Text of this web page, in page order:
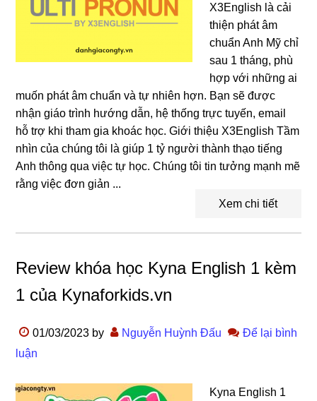
X3English là cải
thiện phát âm
chuẩn Anh Mỹ chỉ
sau 1 tháng, phù
hợp với những ai
muốn phát âm chuẩn và tự nhiên hợn. Bạn sẽ được
nhận giáo trình hướng dẫn, hệ thống trực tuyến, email
hỗ trợ khi tham gia khoác học. Giới thiệu X3English Tầm
nhìn của chúng tôi là giúp 1 tỷ người thành thạo tiếng
Anh thông qua việc tự học. Chúng tôi tin tưởng mạnh mẽ
rằng việc đơn giản ...
Xem chi tiết
Review khóa học Kyna English 1 kèm
1 của Kynaforkids.vn
01/03/2023 by Nguyễn Huỳnh Đấu
Để lại bình
luận
Kyna English 1